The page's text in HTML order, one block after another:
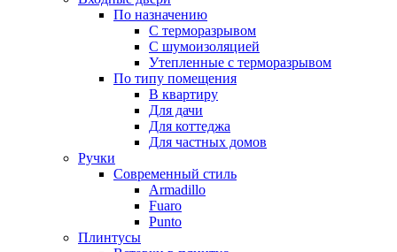
По назначению
С терморазрывом
С шумоизоляцией
Утепленные с терморазрывом
По типу помещения
В квартиру
Для дачи
Для коттеджа
Для частных домов
Ручки
Современный стиль
Armadillo
Fuaro
Punto
Плинтусы